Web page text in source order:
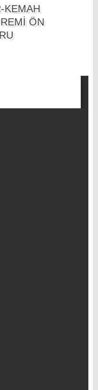
KEMAH
ÖN